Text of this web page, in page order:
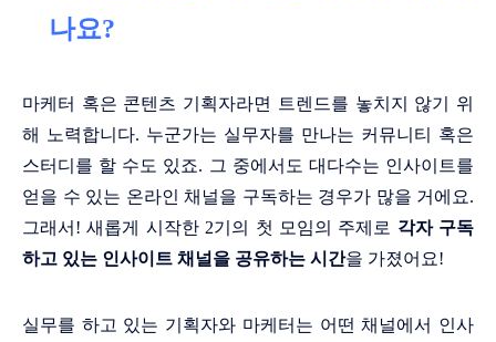
나요?
마케터 혹은 콘텐츠 기획자라면 트렌드를 놓치지 않기 위
해 노력합니다. 누군가는 실무자를 만나는 커뮤니티 혹은
스터디를 할 수도 있죠. 그 중에서도 대다수는 인사이트를
얻을 수 있는 온라인 채널을 구독하는 경우가 많을 거에요.
그래서! 새롭게 시작한 2기의 첫 모임의 주제로 각자 구독
하고 있는 인사이트 채널을 공유하는 시간을 가졌어요!
실무를 하고 있는 기획자와 마케터는 어떤 채널에서 인사